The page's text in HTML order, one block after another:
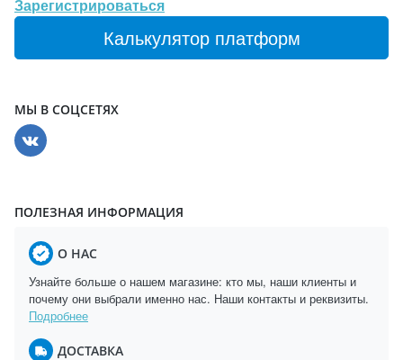
Зарегистрироваться
Калькулятор платформ
МЫ В СОЦСЕТЯХ
ПОЛЕЗНАЯ ИНФОРМАЦИЯ
О НАС
Узнайте больше о нашем магазине: кто мы, наши клиенты и
почему они выбрали именно нас. Наши контакты и реквизиты.
Подробнее
ДОСТАВКА